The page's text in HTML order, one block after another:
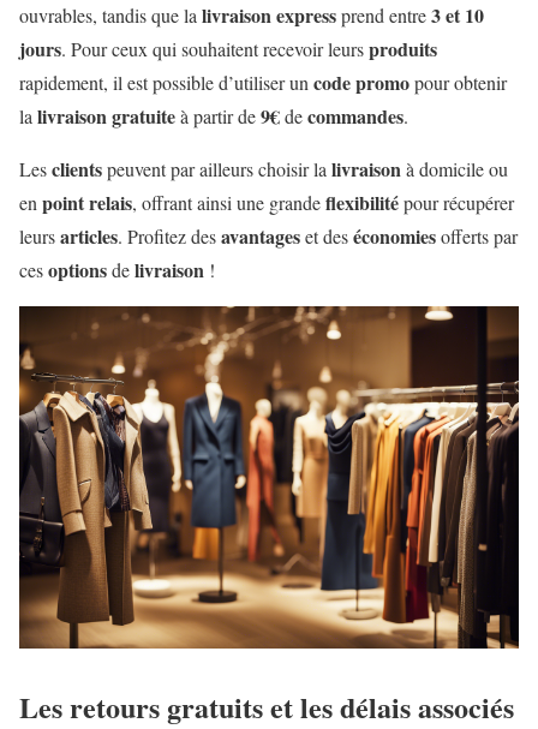
ouvrables, tandis que la livraisonexpressprend entre3 et 10
jours. Pour ceux qui souhaitent recevoir leursproduits
rapidement, il est possible d’utiliser un code promopour obtenir
la livraisongratuiteà partir de9€decommandes.
Lesclientspeuvent par ailleurs choisir la livraisonà domicile ou
en point relais, offrant ainsi une grandeflexibilitépour récupérer
leursarticles. Profitez desavantageset deséconomiesofferts par
cesoptionsdelivraison !
Les retours gratuits et les délais associés